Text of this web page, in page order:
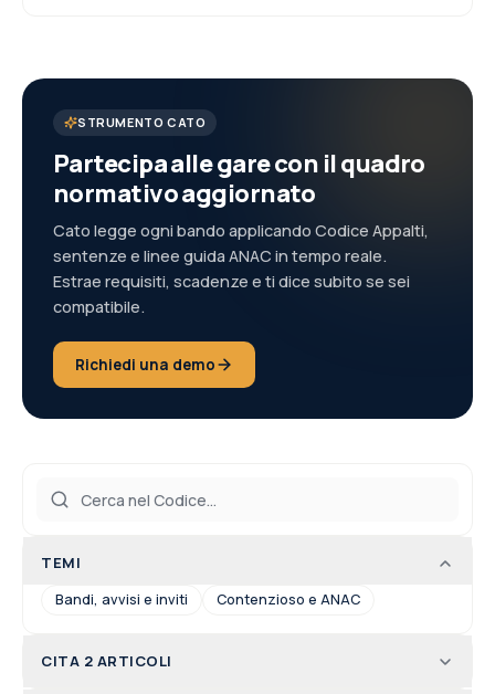
STRUMENTO CATO
Partecipa alle gare con il quadro
normativo aggiornato
Cato legge ogni bando applicando Codice Appalti,
sentenze e linee guida ANAC in tempo reale.
Estrae requisiti, scadenze e ti dice subito se sei
compatibile.
Richiedi una demo
TEMI
Bandi, avvisi e inviti Contenzioso e ANAC
CITA 2 ARTICOLI